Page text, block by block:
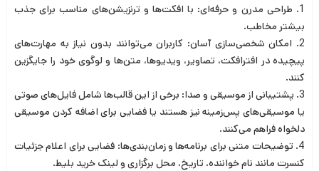
1. طراحی مدرن و حرفه‌ای: با افکت‌ها و ترنزیشن‌های مناسب برای جذب
بیشتر مخاطب.
2. امکان شخصی‌سازی آسان: کاربران می‌توانند بدون نیاز به مهارت‌های
پیچیده در افترافکت، تصاویر، ویدیوها، متن‌ها و لوگوی خود را جایگزین
کنند.
3. پشتیبانی از موسیقی و صدا: برخی از این قالب‌ها شامل فایل‌های صوتی
یا موسیقی‌های پس‌زمینه نیز هستند یا فضایی برای اضافه کردن موسیقی
دلخواه فراهم می‌کنند.
4. توضیحات متنی برای برنامه‌ها و زمان‌بندی‌ها: فضایی برای اعلام جزئیات
کنسرت مانند نام خواننده، تاریخ، محل برگزاری و لینک خرید بلیط.